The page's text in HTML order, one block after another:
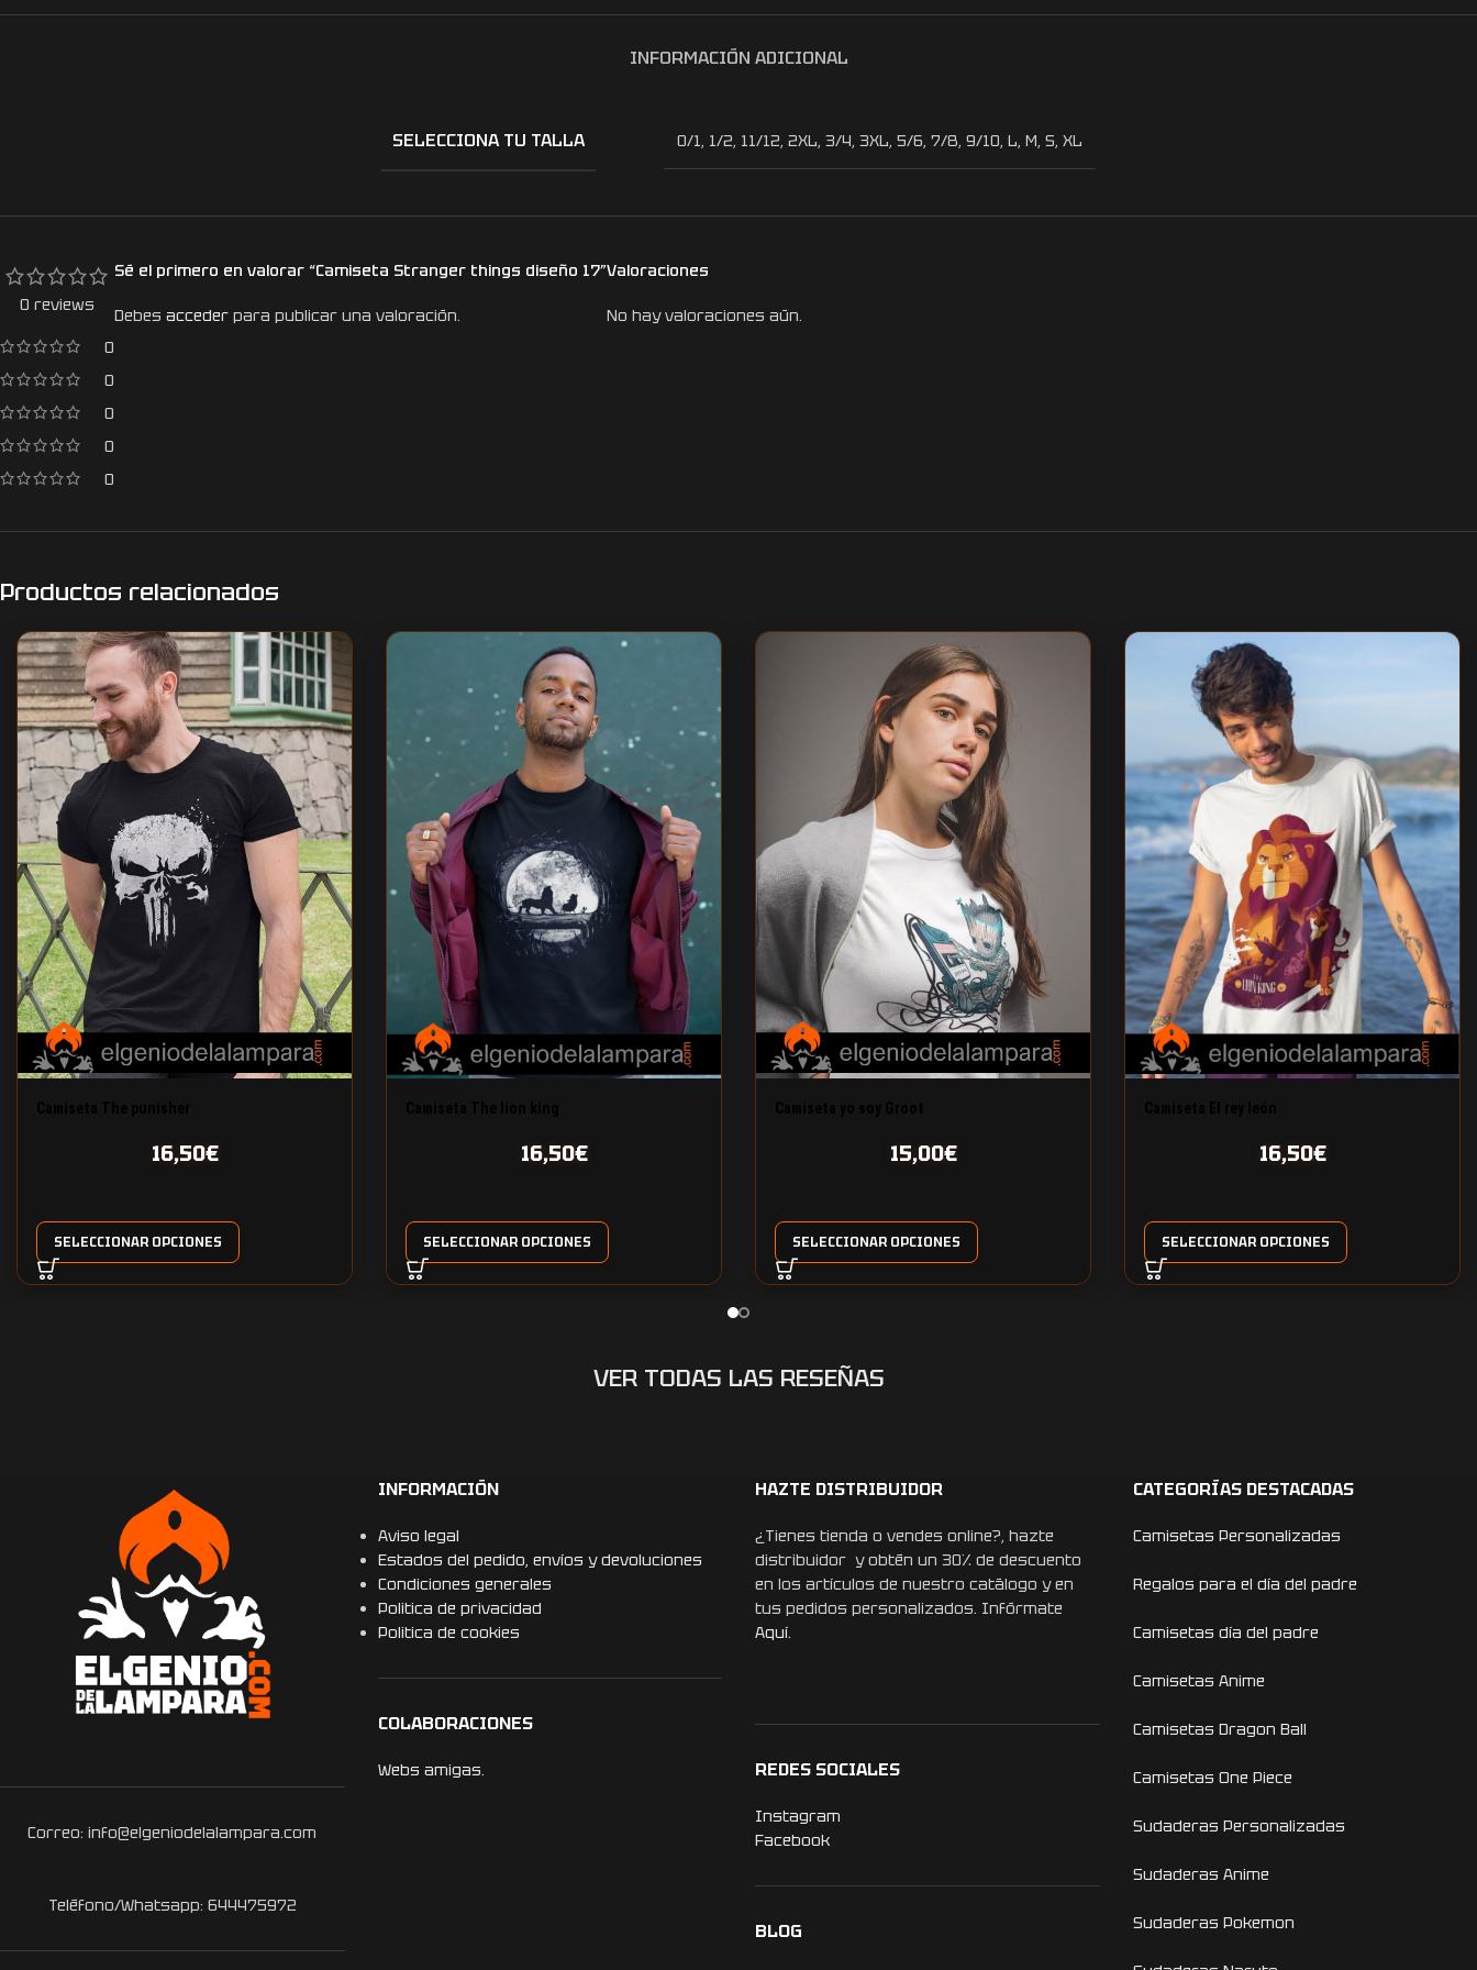
INFORMACIÓN ADICIONAL
SELECCIONA TU TALLA 0/1, 1/2, 11/12, 2XL, 3/4, 3XL, 5/6, 7/8, 9/10, L, M, S, XL
0 reviews
0
0
0
0
0
Valoraciones
No hay valoraciones aún.
Sé el primero en valorar “Camiseta Stranger things diseño 17”
Debes acceder para publicar una valoración.
Productos relacionados
16,50€
SELECCIONAR OPCIONES
16,50€
SELECCIONAR OPCIONES
15,00€
SELECCIONAR OPCIONES
16,50€
SELECCIONAR OPCIONES
VER TODAS LAS RESEÑAS
Correo: info@elgeniodelalampara.com
Teléfono/Whatsapp: 644475972
INFORMACIÓN
Aviso legal
Estados del pedido, envíos y devoluciones
Condiciones generales
Politica de privacidad
Politica de cookies
COLABORACIONES
Webs amigas.
HAZTE DISTRIBUIDOR
¿Tienes tienda o vendes online?, hazte
distribuidor y obtén un 30% de descuento
en los artículos de nuestro catálogo y en
tus pedidos personalizados. Infórmate
Aquí.
REDES SOCIALES
Instagram
Facebook
BLOG
CATEGORÍAS DESTACADAS
Camisetas Personalizadas
Regalos para el día del padre
Camisetas día del padre
Camisetas Anime
Camisetas Dragon Ball
Camisetas One Piece
Sudaderas Personalizadas
Sudaderas Anime
Sudaderas Pokemon